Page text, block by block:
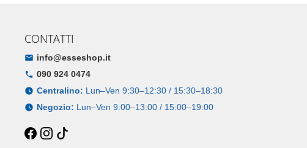
CONTATTI
info@esseshop.it
090 924 0474
Centralino: Lun–Ven 9:30–12:30 / 15:30–18:30
Negozio: Lun–Ven 9:00–13:00 / 15:00–19:00